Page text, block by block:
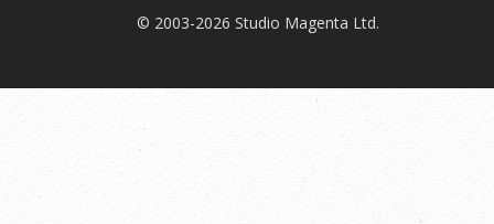
© 2003-2026 Studio Magenta Ltd.